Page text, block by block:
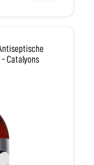
- Catalyons